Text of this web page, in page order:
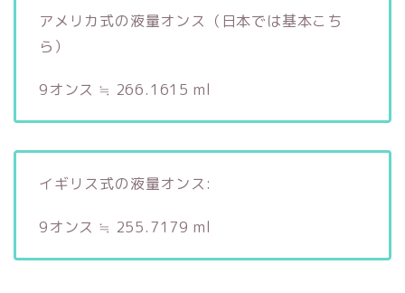
アメリカ式の液量オンス（日本では基本こち
ら）
9オンス ≒ 266.1615 ml
イギリス式の液量オンス:
9オンス ≒ 255.7179 ml